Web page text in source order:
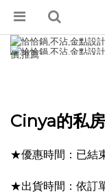
Cinya的私
★優惠時間：已結
★出貨時間：依訂